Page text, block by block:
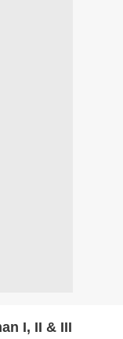
I, II & III